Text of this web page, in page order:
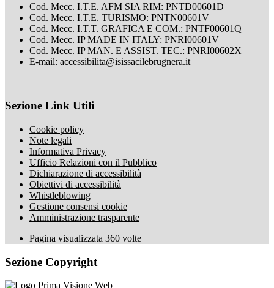
Cod. Mecc. I.T.E. AFM SIA RIM: PNTD00601D
Cod. Mecc. I.T.E. TURISMO: PNTN00601V
Cod. Mecc. I.T.T. GRAFICA E COM.: PNTF00601Q
Cod. Mecc. IP MADE IN ITALY: PNRI00601V
Cod. Mecc. IP MAN. E ASSIST. TEC.: PNRI00602X
E-mail: accessibilita@isissacilebrugnera.it
Sezione Link Utili
Cookie policy
Note legali
Informativa Privacy
Ufficio Relazioni con il Pubblico
Dichiarazione di accessibilità
Obiettivi di accessibilità
Whistleblowing
Gestione consensi cookie
Amministrazione trasparente
Pagina visualizzata 360 volte
Sezione Copyright